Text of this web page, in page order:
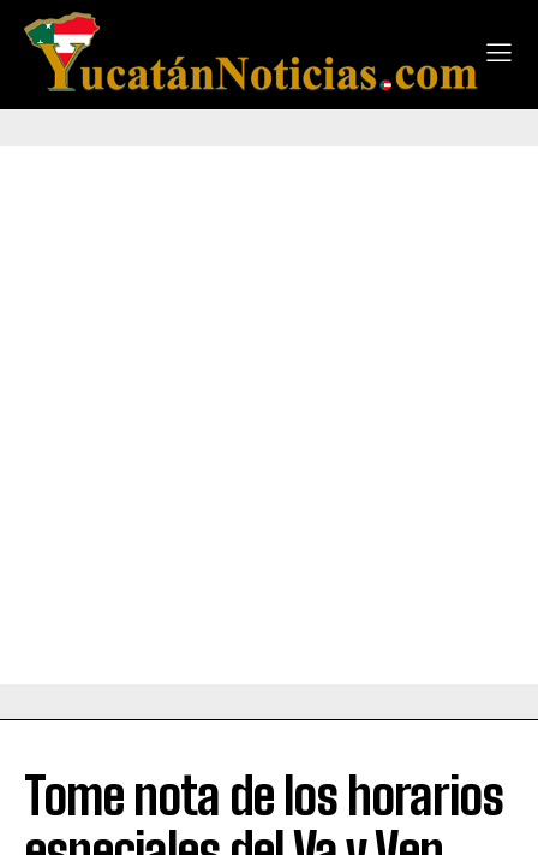
Tome nota de los horarios